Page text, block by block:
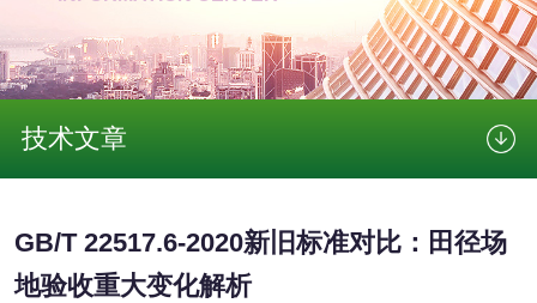
技术文章
GB/T 22517.6-2020新旧标准对比：田径场
地验收重大变化解析
应试验
皮肤光变态反应试
验
洗衣液检测 洗涤剂检测
花露水检测 蚊香液检测